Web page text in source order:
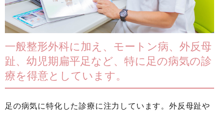
一般整形外科に加え、モートン病、外反母
趾、幼児期扁平足など、特に足の病気の診
療を得意としています。
足の病気に特化した診療に注力しています。外反母趾や